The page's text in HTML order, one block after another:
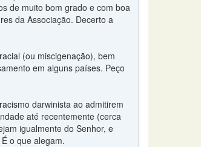
de muito bom grado e com boa
da Associação. Decerto a
(ou miscigenação), bem
em alguns países. Peço
darwinista ao admitirem
até recentemente (cerca
igualmente do Senhor, e
o que alegam.